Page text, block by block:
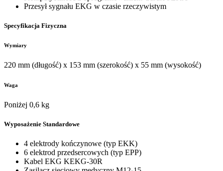
Przesył sygnału EKG w czasie rzeczywistym
Specyfikacja Fizyczna
Wymiary
220 mm (długość) x 153 mm (szerokość) x 55 mm (wysokość)
Waga
Poniżej 0,6 kg
Wyposażenie Standardowe
4 elektrody kończynowe (typ EKK)
6 elektrod przedsercowych (typ EPP)
Kabel EKG KEKG-30R